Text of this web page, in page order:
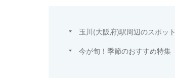
玉川(大阪府)駅周辺のスポット
今が旬！季節のおすすめ特集